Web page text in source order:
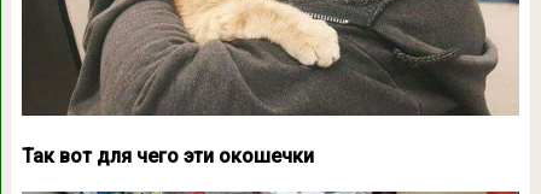
Так вот для чего эти окошечки